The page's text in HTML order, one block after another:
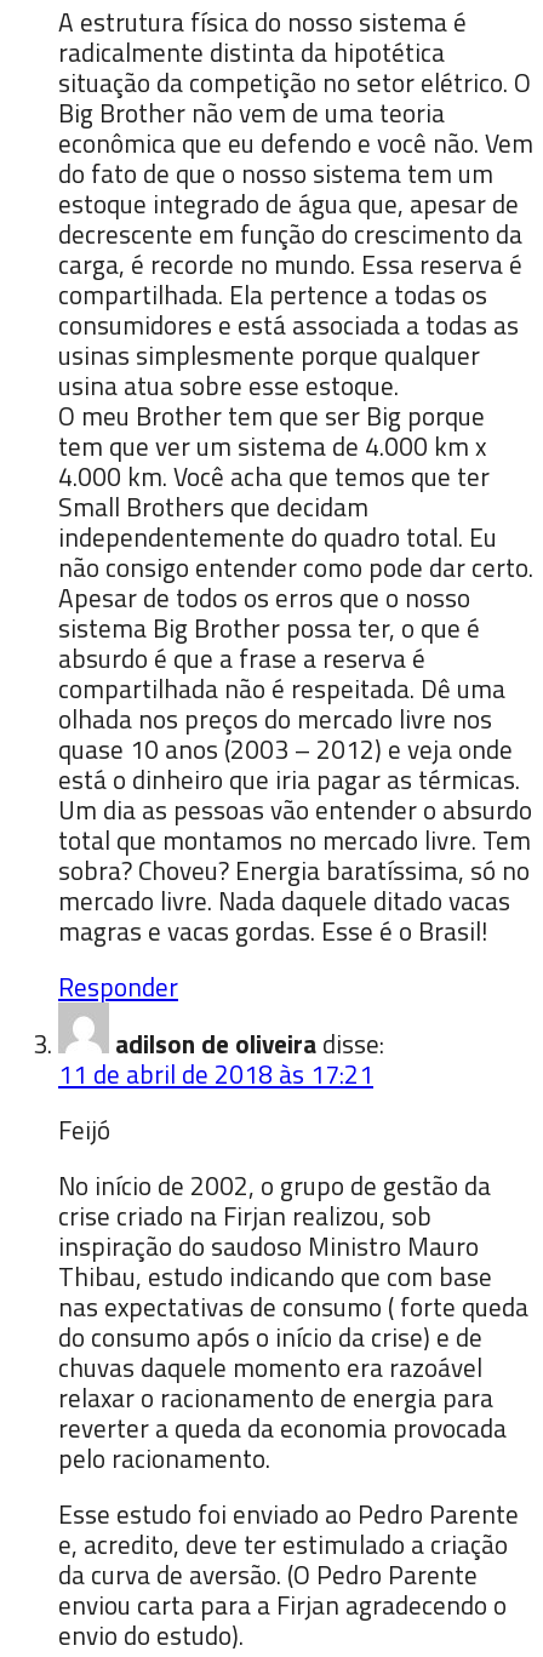
A estrutura física do nosso sistema é
radicalmente distinta da hipotética
situação da competição no setor elétrico. O
Big Brother não vem de uma teoria
econômica que eu defendo e você não. Vem
do fato de que o nosso sistema tem um
estoque integrado de água que, apesar de
decrescente em função do crescimento da
carga, é recorde no mundo. Essa reserva é
compartilhada. Ela pertence a todas os
consumidores e está associada a todas as
usinas simplesmente porque qualquer
usina atua sobre esse estoque.
O meu Brother tem que ser Big porque
tem que ver um sistema de 4.000 km x
4.000 km. Você acha que temos que ter
Small Brothers que decidam
independentemente do quadro total. Eu
não consigo entender como pode dar certo.
Apesar de todos os erros que o nosso
sistema Big Brother possa ter, o que é
absurdo é que a frase a reserva é
compartilhada não é respeitada. Dê uma
olhada nos preços do mercado livre nos
quase 10 anos (2003 – 2012) e veja onde
está o dinheiro que iria pagar as térmicas.
Um dia as pessoas vão entender o absurdo
total que montamos no mercado livre. Tem
sobra? Choveu? Energia baratíssima, só no
mercado livre. Nada daquele ditado vacas
magras e vacas gordas. Esse é o Brasil!
Responder
adilson de oliveiradisse:
11 de abril de 2018 às 17:21
Feijó
No início de 2002, o grupo de gestão da
crise criado na Firjan realizou, sob
inspiração do saudoso Ministro Mauro
Thibau, estudo indicando que com base
nas expectativas de consumo ( forte queda
do consumo após o início da crise) e de
chuvas daquele momento era razoável
relaxar o racionamento de energia para
reverter a queda da economia provocada
pelo racionamento.
Esse estudo foi enviado ao Pedro Parente
e, acredito, deve ter estimulado a criação
da curva de aversão. (O Pedro Parente
enviou carta para a Firjan agradecendo o
envio do estudo).